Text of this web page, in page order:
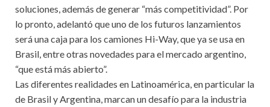
soluciones, además de generar “más competitividad”. Por
lo pronto, adelantó que uno de los futuros lanzamientos
será una caja para los camiones Hi-Way, que ya se usa en
Brasil, entre otras novedades para el mercado argentino,
“que está más abierto”.
Las diferentes realidades en Latinoamérica, en particular la
de Brasil y Argentina, marcan un desafío para la industria